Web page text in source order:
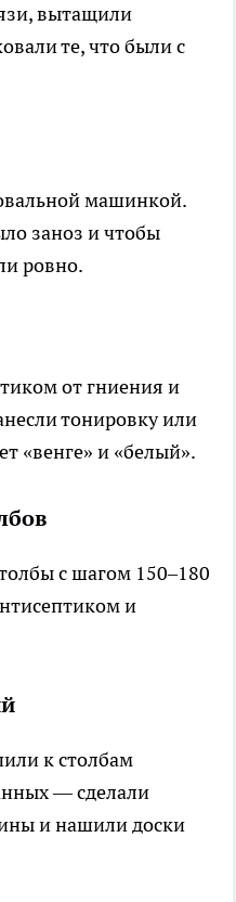
вытащили
те, что были с
машинкой.
заноз и чтобы
ровно.
от гниения и
тонировку или
«венге» и «белый».
с шагом 150–180
и
к столбам
— сделали
и нашили доски